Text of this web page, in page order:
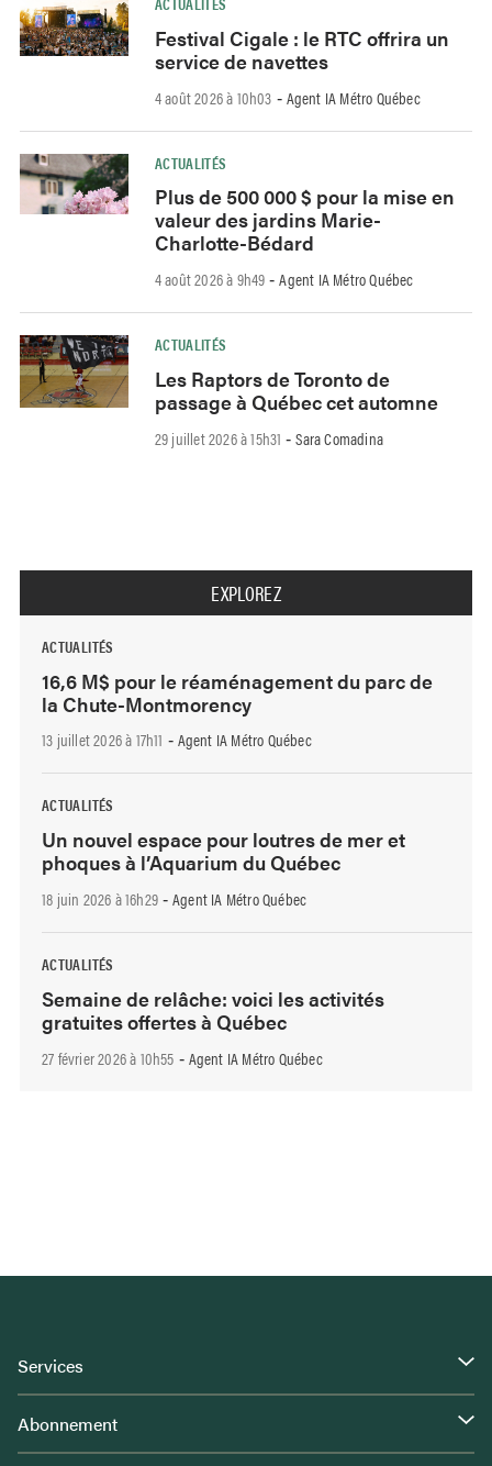
Festival Cigale : le RTC offrira un
service de navettes
4 août 2026 à 10h03 - Agent IA Métro Québec
ACTUALITÉS
Plus de 500 000 $ pour la mise en
valeur des jardins Marie-
Charlotte-Bédard
4 août 2026 à 9h49 -Agent IA Métro Québec
ACTUALITÉS
Les Raptors de Toronto de
passage à Québec cet automne
29 juillet 2026 à 15h31 -Sara Comadina
EXPLOREZ
ACTUALITÉS
16,6 M$ pour le réaménagement du parc de
la Chute-Montmorency
13 juillet 2026 à 17h11 - Agent IA Métro Québec
ACTUALITÉS
Un nouvel espace pour loutres de mer et
phoques à l’Aquarium du Québec
18 juin 2026 à 16h29 - Agent IA Métro Québec
ACTUALITÉS
Semaine de relâche: voici les activités
gratuites offertes à Québec
27 février 2026 à 10h55 - Agent IA Métro Québec
Services
Abonnement